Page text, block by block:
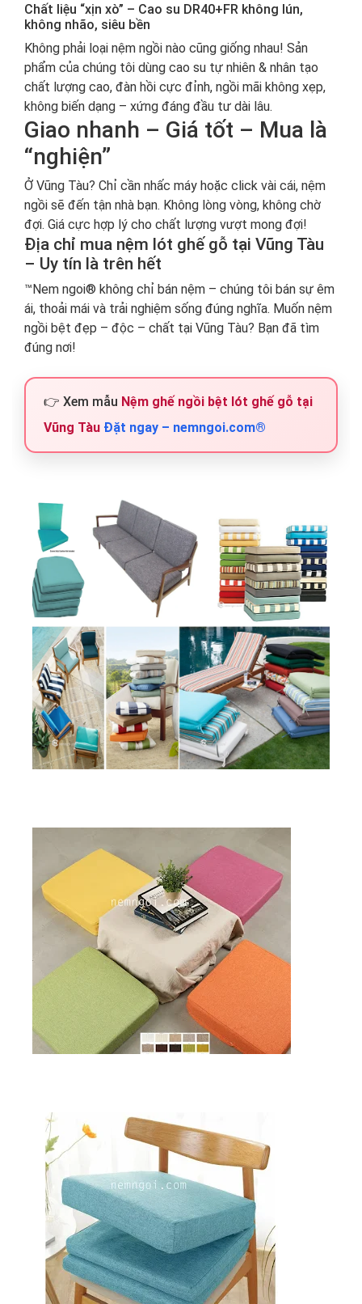
Chất liệu “xịn xò” – Cao su DR40+FR không lún,
không nhão, siêu bền
Không phải loại nệm ngồi nào cũng giống nhau! Sản
phẩm của chúng tôi dùng cao su tự nhiên & nhân tạo
chất lượng cao, đàn hồi cực đỉnh, ngồi mãi không xẹp,
không biến dạng – xứng đáng đầu tư dài lâu.
Giao nhanh – Giá tốt – Mua là
“nghiện”
Ở Vũng Tàu? Chỉ cần nhấc máy hoặc click vài cái, nệm
ngồi sẽ đến tận nhà bạn. Không lòng vòng, không chờ
đợi. Giá cực hợp lý cho chất lượng vượt mong đợi!
Địa chỉ mua nệm lót ghế gỗ tại Vũng Tàu
– Uy tín là trên hết
™Nem ngoi® không chỉ bán nệm – chúng tôi bán sự êm
ái, thoải mái và trải nghiệm sống đúng nghĩa. Muốn nệm
ngồi bệt đẹp – độc – chất tại Vũng Tàu? Bạn đã tìm
đúng nơi!
👉 Xem mẫu Nệm ghế ngồi bệt lót ghế gỗ tại
Vũng Tàu Đặt ngay – nemngoi.com®